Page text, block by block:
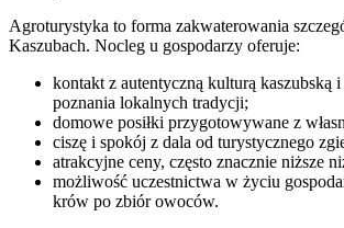
Agroturystyka to forma zakwaterowania
Kaszubach. Nocleg u gospodarzy oferuje:
kontakt z autentyczną kulturą kaszubską
poznania lokalnych tradycji;
domowe posiłki przygotowywane z
ciszę i spokój z dala od turystycznego
atrakcyjne ceny, często znacznie niższe
możliwość uczestnictwa w życiu
krów po zbiór owoców.